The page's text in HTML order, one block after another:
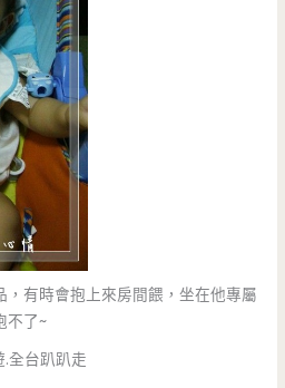
，有時會抱上來房間餵，坐在他專屬
不了~